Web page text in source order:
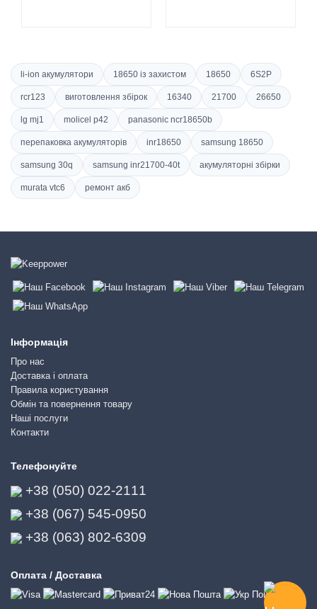
li-ion акумулятори 18650 із захистом 18650 6S2P
rcr123 виготовлення збірок 16340 21700 26650
lg mj1 molicel p42 panasonic ncr18650b
перепаковка акумуляторів inr18650 samsung 18650
samsung 30q samsung inr21700-40t акумуляторні збірки
murata vtc6 ремонт акб
Інформація
Про нас
Доставка і оплата
Правила користування
Обмін та повернення товару
Наші послуги
Контакти
Телефонуйте
+38 (050) 022-2111
+38 (067) 545-0950
+38 (063) 802-6309
Оплата / Доставка